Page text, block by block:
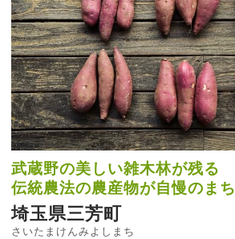
武蔵野の美しい雑木林が残る
伝統農法の農産物が自慢のまち
埼玉県三芳町
さいたまけんみよしまち